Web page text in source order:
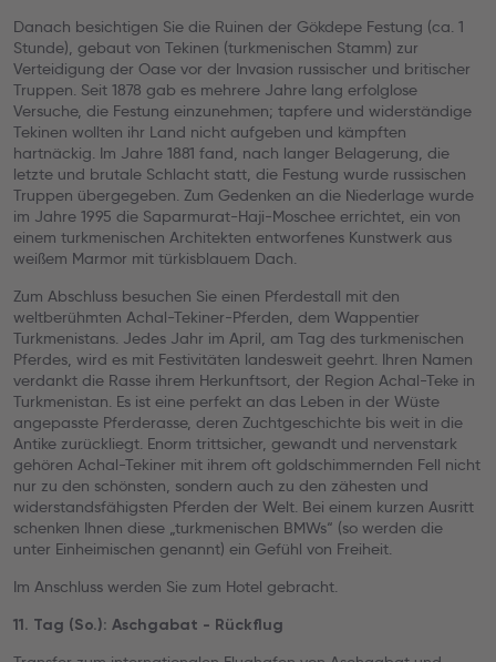
Danach besichtigen Sie die Ruinen der Gökdepe Festung (ca. 1
Stunde), gebaut von Tekinen (turkmenischen Stamm) zur
Verteidigung der Oase vor der Invasion russischer und britischer
Truppen. Seit 1878 gab es mehrere Jahre lang erfolglose
Versuche, die Festung einzunehmen; tapfere und widerständige
Tekinen wollten ihr Land nicht aufgeben und kämpften
hartnäckig. Im Jahre 1881 fand, nach langer Belagerung, die
letzte und brutale Schlacht statt, die Festung wurde russischen
Truppen übergegeben. Zum Gedenken an die Niederlage wurde
im Jahre 1995 die Saparmurat-Haji-Moschee errichtet, ein von
einem turkmenischen Architekten entworfenes Kunstwerk aus
weißem Marmor mit türkisblauem Dach.
Zum Abschluss besuchen Sie einen Pferdestall mit den
weltberühmten Achal-Tekiner-Pferden, dem Wappentier
Turkmenistans. Jedes Jahr im April, am Tag des turkmenischen
Pferdes, wird es mit Festivitäten landesweit geehrt. Ihren Namen
verdankt die Rasse ihrem Herkunftsort, der Region Achal-Teke in
Turkmenistan. Es ist eine perfekt an das Leben in der Wüste
angepasste Pferderasse, deren Zuchtgeschichte bis weit in die
Antike zurückliegt. Enorm trittsicher, gewandt und nervenstark
gehören Achal-Tekiner mit ihrem oft goldschimmernden Fell nicht
nur zu den schönsten, sondern auch zu den zähesten und
widerstandsfähigsten Pferden der Welt. Bei einem kurzen Ausritt
schenken Ihnen diese „turkmenischen BMWs“ (so werden die
unter Einheimischen genannt) ein Gefühl von Freiheit.
Im Anschluss werden Sie zum Hotel gebracht.
11. Tag (So.): Aschgabat - Rückflug